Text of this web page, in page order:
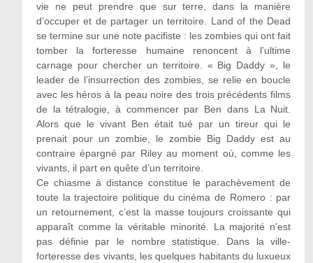
vie ne peut prendre que sur terre, dans la manière
d’occuper et de partager un territoire. Land of the Dead
se termine sur une note pacifiste : les zombies qui ont fait
tomber la forteresse humaine renoncent à l’ultime
carnage pour chercher un territoire. « Big Daddy », le
leader de l’insurrection des zombies, se relie en boucle
avec les héros à la peau noire des trois précédents films
de la tétralogie, à commencer par Ben dans La Nuit.
Alors que le vivant Ben était tué par un tireur qui le
prenait pour un zombie, le zombie Big Daddy est au
contraire épargné par Riley au moment où, comme les
vivants, il part en quête d’un territoire.
Ce chiasme à distance constitue le parachèvement de
toute la trajectoire politique du cinéma de Romero : par
un retournement, c’est la masse toujours croissante qui
apparaît comme la véritable minorité. La majorité n’est
pas définie par le nombre statistique. Dans la ville-
forteresse des vivants, les quelques habitants du luxueux